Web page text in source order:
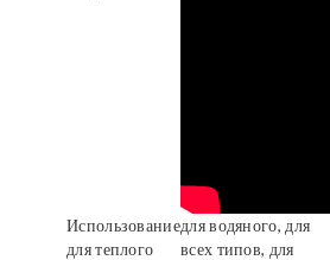
Использование
для теплого
для водяного, для
всех типов, для